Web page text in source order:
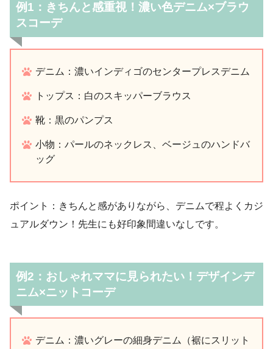
例1：きちんと感重視！濃い色デニム×ブラウ
スコーデ
デニム：濃いインディゴのセンタープレスデニム
トップス：白のスキッパーブラウス
靴：黒のパンプス
小物：パールのネックレス、ベージュのハンドバ
ッグ
ポイント：きちんと感がありながら、デニムで程よくカジ
ュアルダウン！先生にも好印象間違いなしです。
例2：おしゃれママに見られたい！デザインデ
ニム×ニットコーデ
デニム：濃いグレーの細身デニム（裾にスリット